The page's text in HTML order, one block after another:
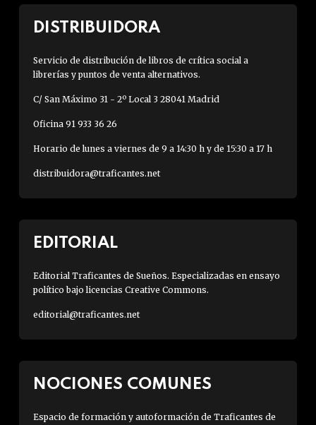
DISTRIBUIDORA
Servicio de distribución de libros de crítica social a
librerías y puntos de venta alternativos.
C/ San Máximo 31 - 2º Local 3 28041 Madrid
Oficina 91 933 36 26
Horario de lunes a viernes de 9 a 14:30 h y de 15:30 a 17 h
distribuidora@traficantes.net
EDITORIAL
Editorial Traficantes de Sueños. Especializadas en ensayo
político bajo licencias Creative Commons.
editorial@traficantes.net
NOCIONES COMUNES
Espacio de formación y autoformación de Traficantes de